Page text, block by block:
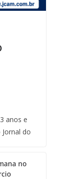
anos e
do
no